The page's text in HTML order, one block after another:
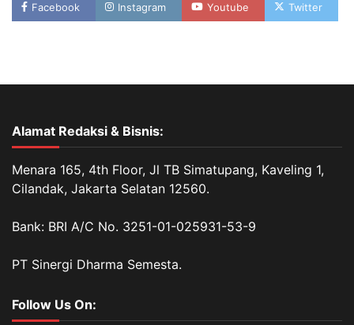
Facebook Instagram Youtube Twitter
Alamat Redaksi & Bisnis:
Menara 165, 4th Floor, Jl TB Simatupang, Kaveling 1,
Cilandak, Jakarta Selatan 12560.
Bank: BRI A/C No. 3251-01-025931-53-9
PT Sinergi Dharma Semesta.
Follow Us On: